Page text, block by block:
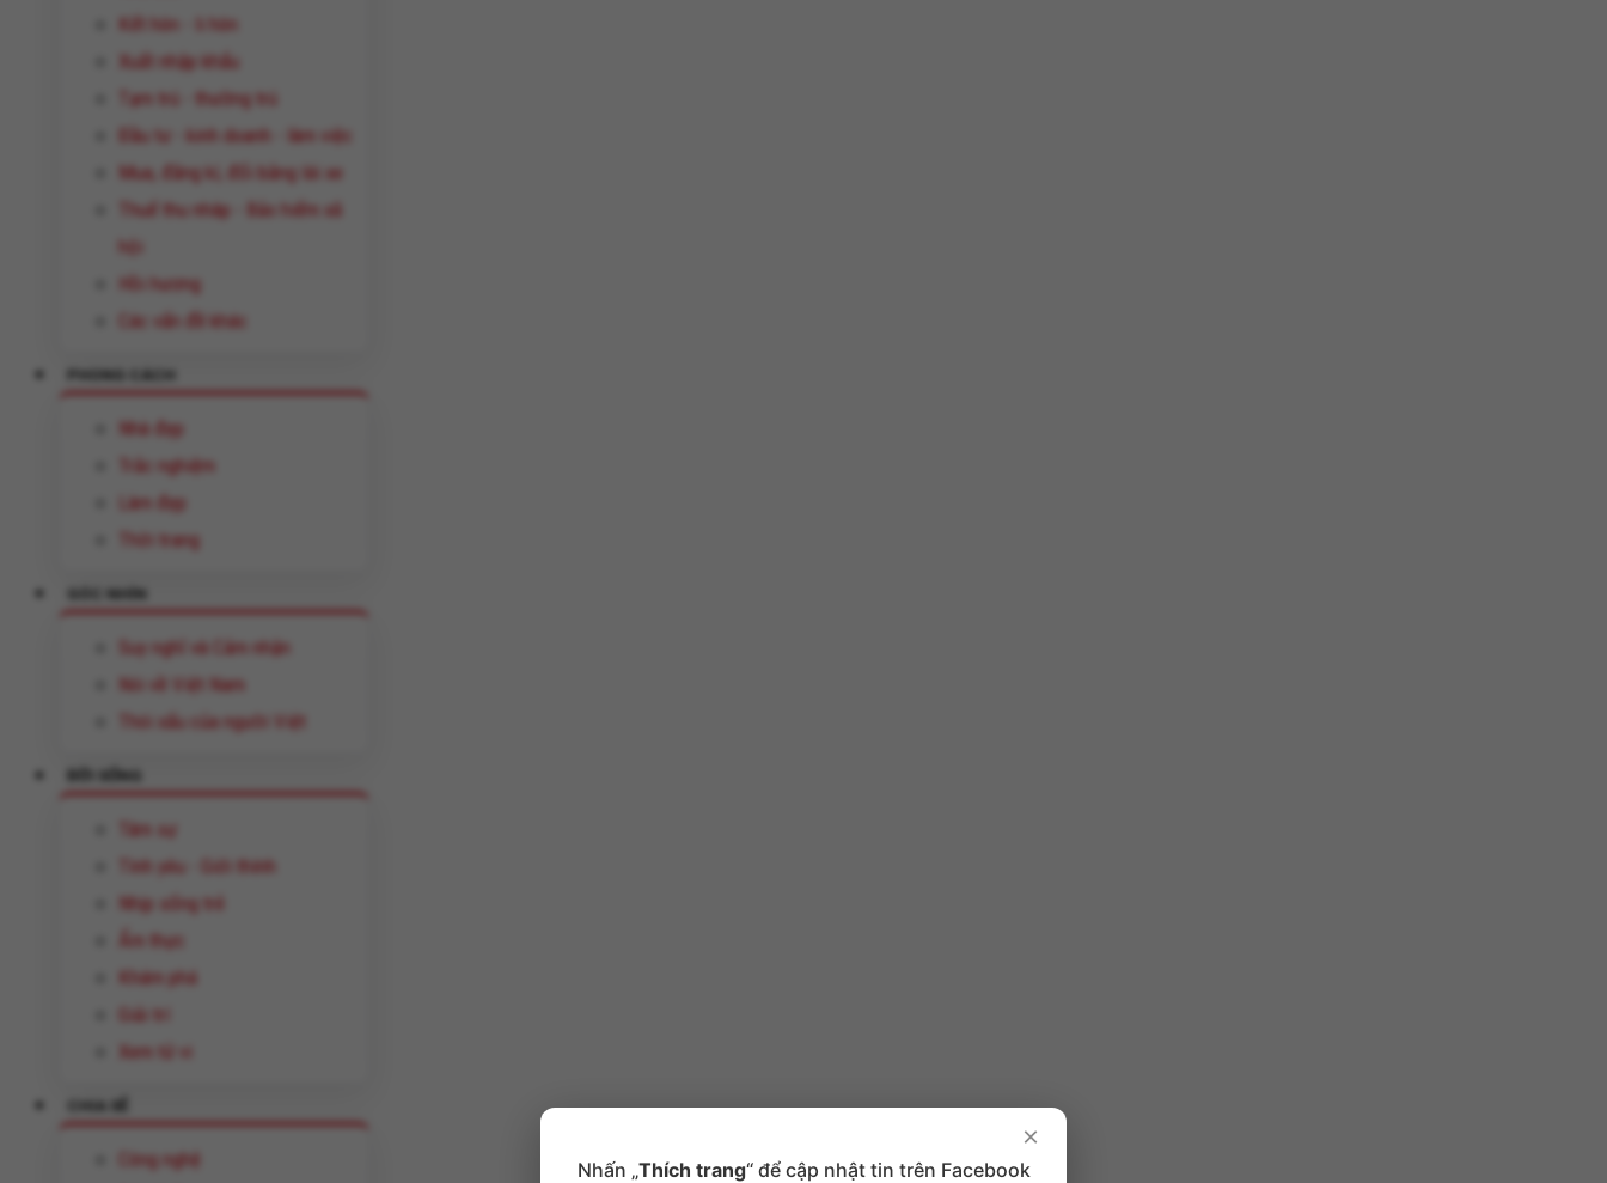
Kết hôn - li hôn
Xuất nhập khẩu
Tạm trú - thường trú
Đầu tư - kinh doanh - làm việc
Mua, đăng kí, đổi bằng lái xe
Thuế thu nhâp - Bảo hiểm xã
hội
Hồi hương
Các vấn đề khác
PHONG CÁCH
Nhà đẹp
Trắc nghiệm
Làm đẹp
Thời trang
GÓC NHÌN
Suy nghĩ và Cảm nhận
Nói về Việt Nam
Thói xấu của người Việt
ĐỜI SỐNG
Tâm sự
Tình yêu - Giới thính
Nhịp sống trẻ
Ẩm thực
Khám phá
Giải trí
Xem tử vi
CHIA SẺ
Công nghệ
×
Nhấn „Thích trang“ để cập nhật tin trên Facebook